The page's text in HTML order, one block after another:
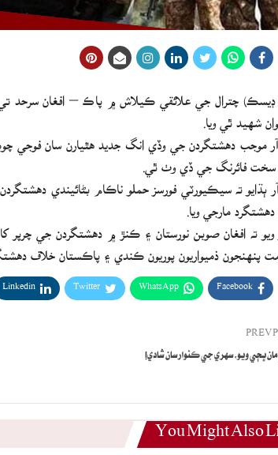
ڊيسڪ) چترال جي علائقي ڪيلاش ۾ پاڪ – افغان سرحد
موجب دهشتگردن جي وڏي انگ جديد هٿيارن سان فوجي
سخت فائرنگ جي ڏي وٺ ٿي.
ويو ته افغان صوبن نورستان ۽ ڪنڙ ۾ دهشتگردن جي چرپر
پنهنجون ذميواريون پوريون ڪندي ۽ پاڪستان خلاف
Facebook
WhatsApp
Twitter
Linkedin
ڀڄي ويو، سهري جي ڪنوار سان شادي!
You Might Also